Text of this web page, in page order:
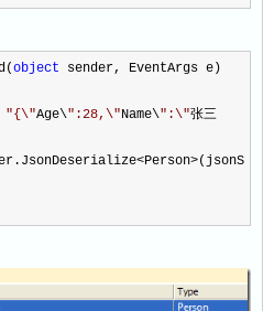
object sender, EventArgs e)
"{\"Age\" :28,\"Name\" :\"张三
<Person>(jsonS